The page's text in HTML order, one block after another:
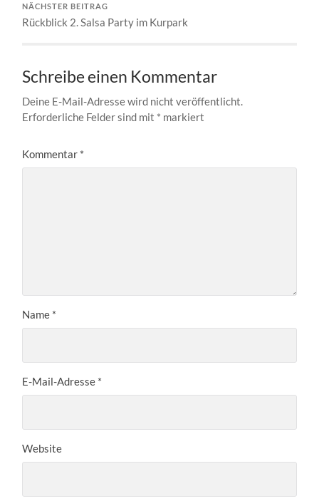
NÄCHSTER BEITRAG
Rückblick 2. Salsa Party im Kurpark
Schreibe einen Kommentar
Deine E-Mail-Adresse wird nicht veröffentlicht.
Erforderliche Felder sind mit * markiert
Kommentar *
Name *
E-Mail-Adresse *
Website